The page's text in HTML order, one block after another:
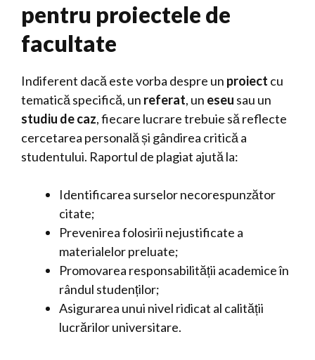
pentru proiectele de
facultate
Indiferent dacă este vorba despre un proiect cu
tematică specifică, un referat, un eseu sau un
studiu de caz, fiecare lucrare trebuie să reflecte
cercetarea personală și gândirea critică a
studentului. Raportul de plagiat ajută la:
Identificarea surselor necorespunzător
citate;
Prevenirea folosirii nejustificate a
materialelor preluate;
Promovarea responsabilității academice în
rândul studenților;
Asigurarea unui nivel ridicat al calității
lucrărilor universitare.